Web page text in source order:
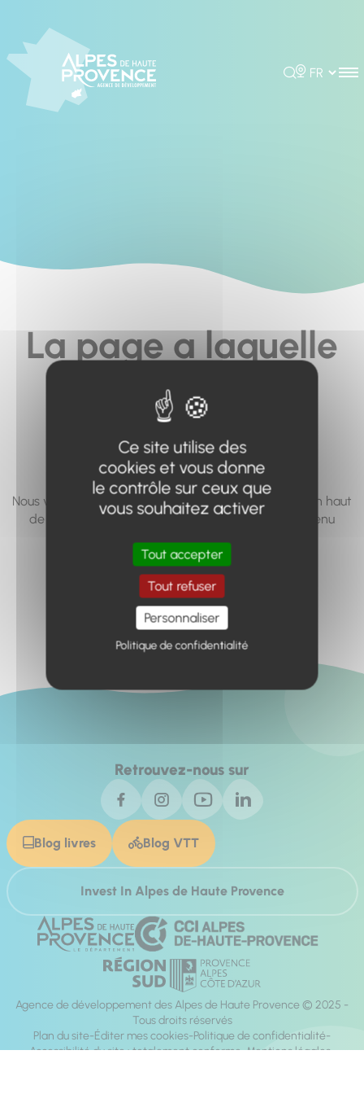
Rechercher
Choisir la
La page a laquelle
vous cherchez à
accéder n'existe
pas... ou plus.
Nous vous invitons à utiliser le moteur de recherche en haut
de page, ou à utiliser le menu pour trouver le contenu
Retour à l'accueil
Retrouvez-nous sur
Blog livres Blog VTT
Invest In Alpes de Haute Provence
Agence de développement des Alpes de Haute Provence © 2025 -
Tous droits réservés
Plan du site Éditer mes cookies Politique de confidentialité
Accessibilité du site : totalement conforme Mentions légales
Ce site utilise des
cookies et vous donne
le contrôle sur ceux que
vous souhaitez activer
Tout accepter
Tout refuser
Personnaliser
Politique de confidentialité